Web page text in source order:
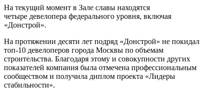
На текущий момент в Зале славы находятся
четыре девелопера федерального уровня, включая
«Донстрой».
На протяжении десяти лет подряд «Донстрой» не покидал
топ-10 девелоперов города Москвы по объемам
строительства. Благодаря этому и совокупности других
показателей компания была отмечена профессиональным
сообществом и получила диплом проекта «Лидеры
стабильности».